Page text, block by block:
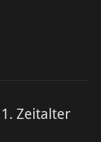
Zeitalter